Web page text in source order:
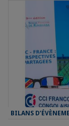
BILANS